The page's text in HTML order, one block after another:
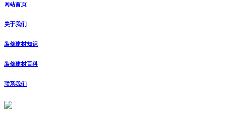
网站首页
关于我们
装修建材知识
装修建材百科
联系我们